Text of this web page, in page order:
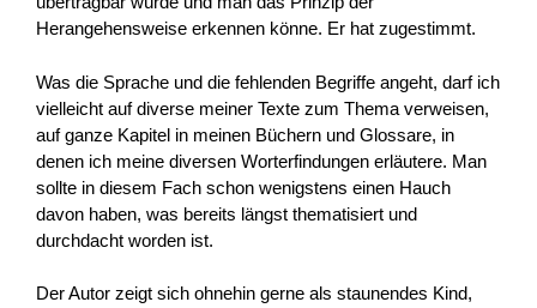
Herangehensweise erkennen könne. Er hat zugestimmt.
Was die Sprache und die fehlenden Begriffe angeht, darf ich
vielleicht auf diverse meiner Texte zum Thema verweisen,
auf ganze Kapitel in meinen Büchern und Glossare, in
denen ich meine diversen Worterfindungen erläutere. Man
sollte in diesem Fach schon wenigstens einen Hauch
davon haben, was bereits längst thematisiert und
durchdacht worden ist.
Der Autor zeigt sich ohnehin gerne als staunendes Kind,